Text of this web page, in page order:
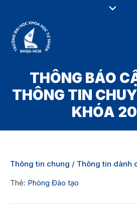
THÔNG BÁO
THÔNG TIN
KHÓA
Thông tin chung / Thông tin dành
Thẻ: Phòng Đào tạo